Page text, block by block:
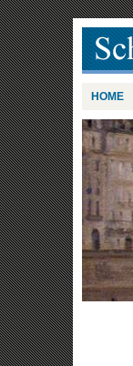
HOME